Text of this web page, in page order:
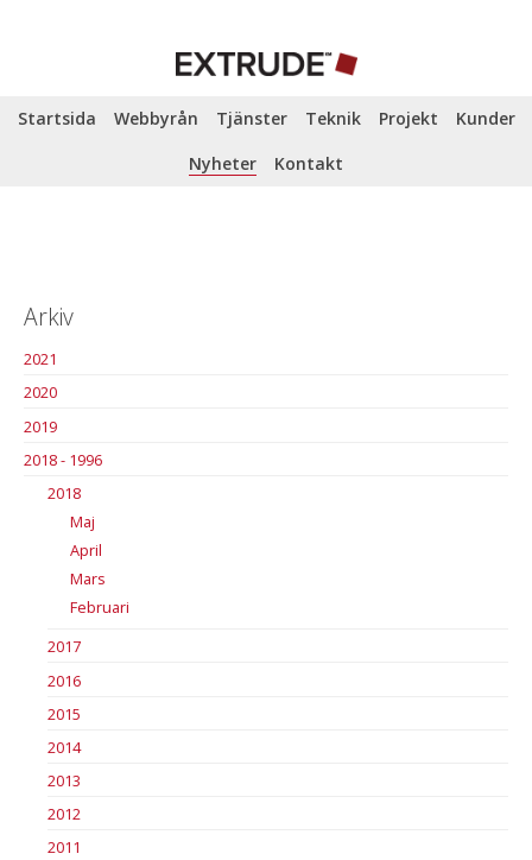
Startsida Webbyrån Tjänster Teknik Projekt
Kunder
Nyheter
Kontakt
Arkiv
2021
2020
2019
2018 - 1996
2018
Maj
April
Mars
Februari
2017
2016
2015
2014
2013
2012
2011